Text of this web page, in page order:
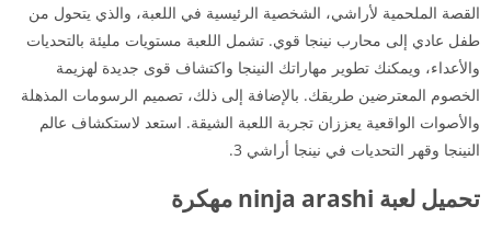
القصة الملحمية لأراشي، الشخصية الرئيسية في اللعبة، والذي يتحول من
طفل عادي إلى محارب نينجا قوي. تشمل اللعبة مستويات مليئة بالتحديات
والأعداء، ويمكنك تطوير مهاراتك النينجا واكتشاف قوى جديدة لهزيمة
الخصوم المعترضين طريقك. بالإضافة إلى ذلك، تصميم الرسومات المذهلة
والأصوات الواقعية يعززان تجربة اللعبة الشيقة. استعد لاستكشاف عالم
النينجا وقهر التحديات في نينجا أراشي 3.
تحميل لعبة ninja arashi مهكرة